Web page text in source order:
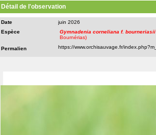
Détail de l'observation
Date
juin 2026
Espèce
Gymnadenia corneliana f. bourneriasii
Bournérias)
Permalien